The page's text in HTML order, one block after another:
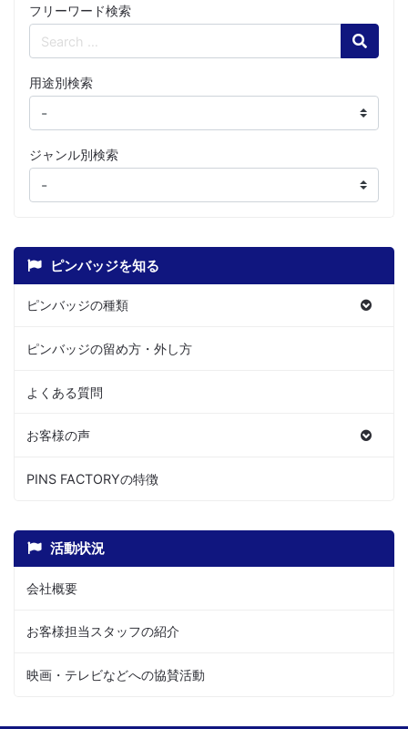
フリーワード検索
Search
用途別検索
ジャンル別検索
ピンバッジを知る
ピンバッジの種類
ピンバッジの留め方・外し方
よくある質問
お客様の声
PINS FACTORYの特徴
活動状況
会社概要
お客様担当スタッフの紹介
映画・テレビなどへの協賛活動